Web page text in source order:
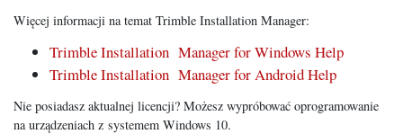
Więcej informacji na temat Trimble Installation Manager:
Trimble Installation Manager for Windows Help
Trimble Installation Manager for Android Help
Nie posiadasz aktualnej licencji? Możesz wypróbować oprogramowanie
na urządzeniach z systemem Windows 10.